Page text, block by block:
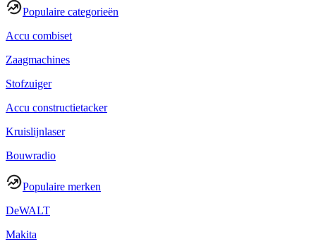
Populaire categorieën
Accu combiset
Zaagmachines
Stofzuiger
Accu constructietacker
Kruislijnlaser
Bouwradio
Populaire merken
DeWALT
Makita